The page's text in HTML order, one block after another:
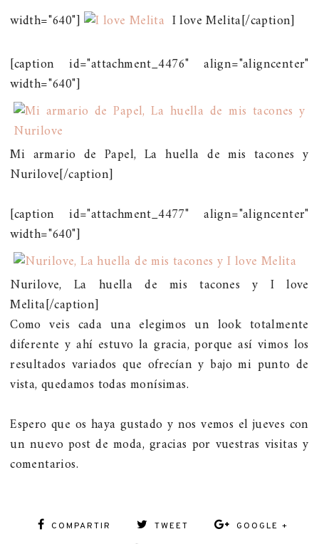
width="640"]
I love Melita[/caption]
[caption id="attachment_4476" align="aligncenter"
width="640"]
Mi armario de Papel, La huella de mis tacones y
Nurilove[/caption]
[caption id="attachment_4477" align="aligncenter"
width="640"]
Nurilove, La huella de mis tacones y I love
Melita[/caption]
Como veis cada una elegimos un look totalmente
diferente y ahí estuvo la gracia, porque así vimos los
resultados variados que ofrecían y bajo mi punto de
vista, quedamos todas monísimas.
Espero que os haya gustado y nos vemos el jueves con
un nuevo post de moda, gracias por vuestras visitas y
comentarios.
COMPARTIR TWEET GOOGLE +